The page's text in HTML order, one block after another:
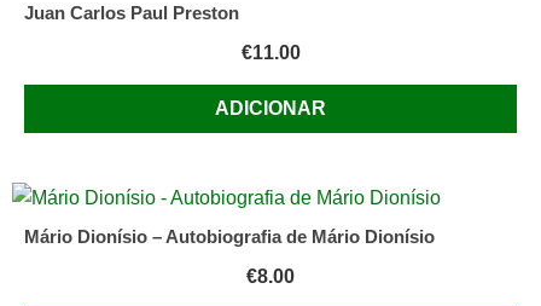
Juan Carlos Paul Preston
€11.00
ADICIONAR
Mário Dionísio – Autobiografia de Mário Dionísio
€8.00